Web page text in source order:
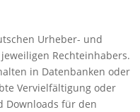
Urheber- und
Rechteinhabers.
in Datenbanken oder
Vervielfältigung oder
Downloads für den